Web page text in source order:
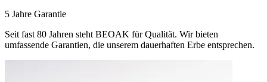
5 Jahre Garantie
Seit fast 80 Jahren steht BEOAK für Qualität. Wir bieten
umfassende Garantien, die unserem dauerhaften Erbe entsprechen.